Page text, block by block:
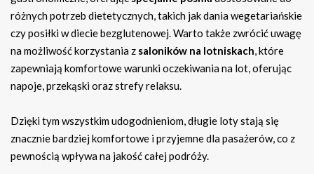
różnych potrzeb dietetycznych, takich jak dania wegetariańskie
czy posiłki w diecie bezglutenowej. Warto także zwrócić uwagę
na możliwość korzystania z saloników na lotniskach, które
zapewniają komfortowe warunki oczekiwania na lot, oferując
napoje, przekąski oraz strefy relaksu.
Dzięki tym wszystkim udogodnieniom, długie loty stają się
znacznie bardziej komfortowe i przyjemne dla pasażerów, co z
pewnością wpływa na jakość całej podróży.